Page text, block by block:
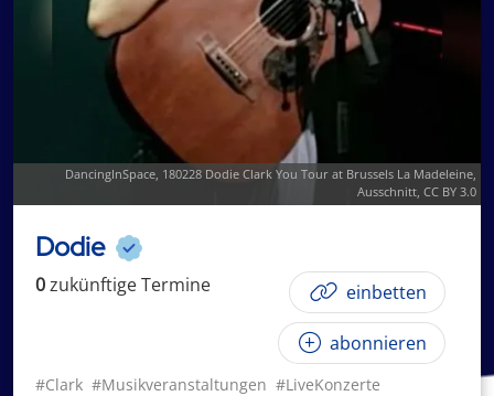
DancingInSpace, 180228 Dodie Clark You Tour at Brussels La Madeleine,
Ausschnitt, CC BY 3.0
Dodie
0zukünftigeTermine einbetten
abonnieren
#Clark #Musikveranstaltungen #LiveKonzerte